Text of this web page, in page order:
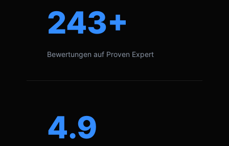
243+
Bewertungen auf Proven Expert
4.9